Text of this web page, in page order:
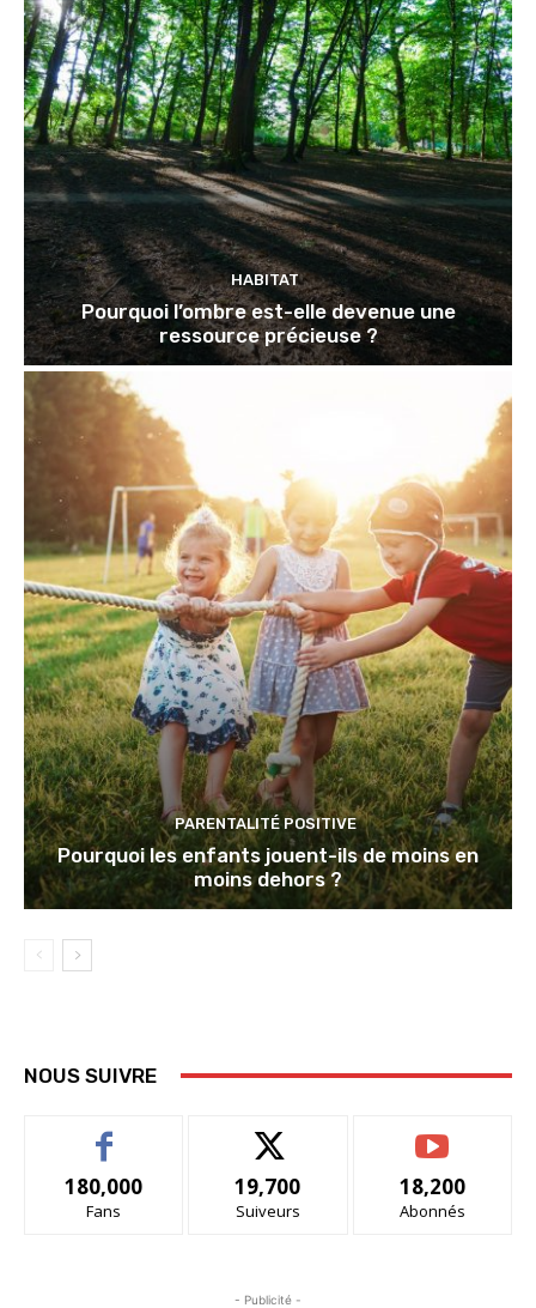
HABITAT
Pourquoi l’ombre est-elle devenue une
ressource précieuse ?
PARENTALITÉ POSITIVE
Pourquoi les enfants jouent-ils de moins en
moins dehors ?
NOUS SUIVRE
180,000
Fans
19,700
Suiveurs
18,200
Abonnés
- Publicité -